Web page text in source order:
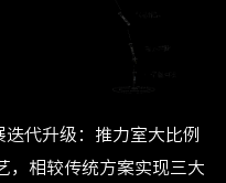
代升级：推力室大比例
，相较传统方案实现三大